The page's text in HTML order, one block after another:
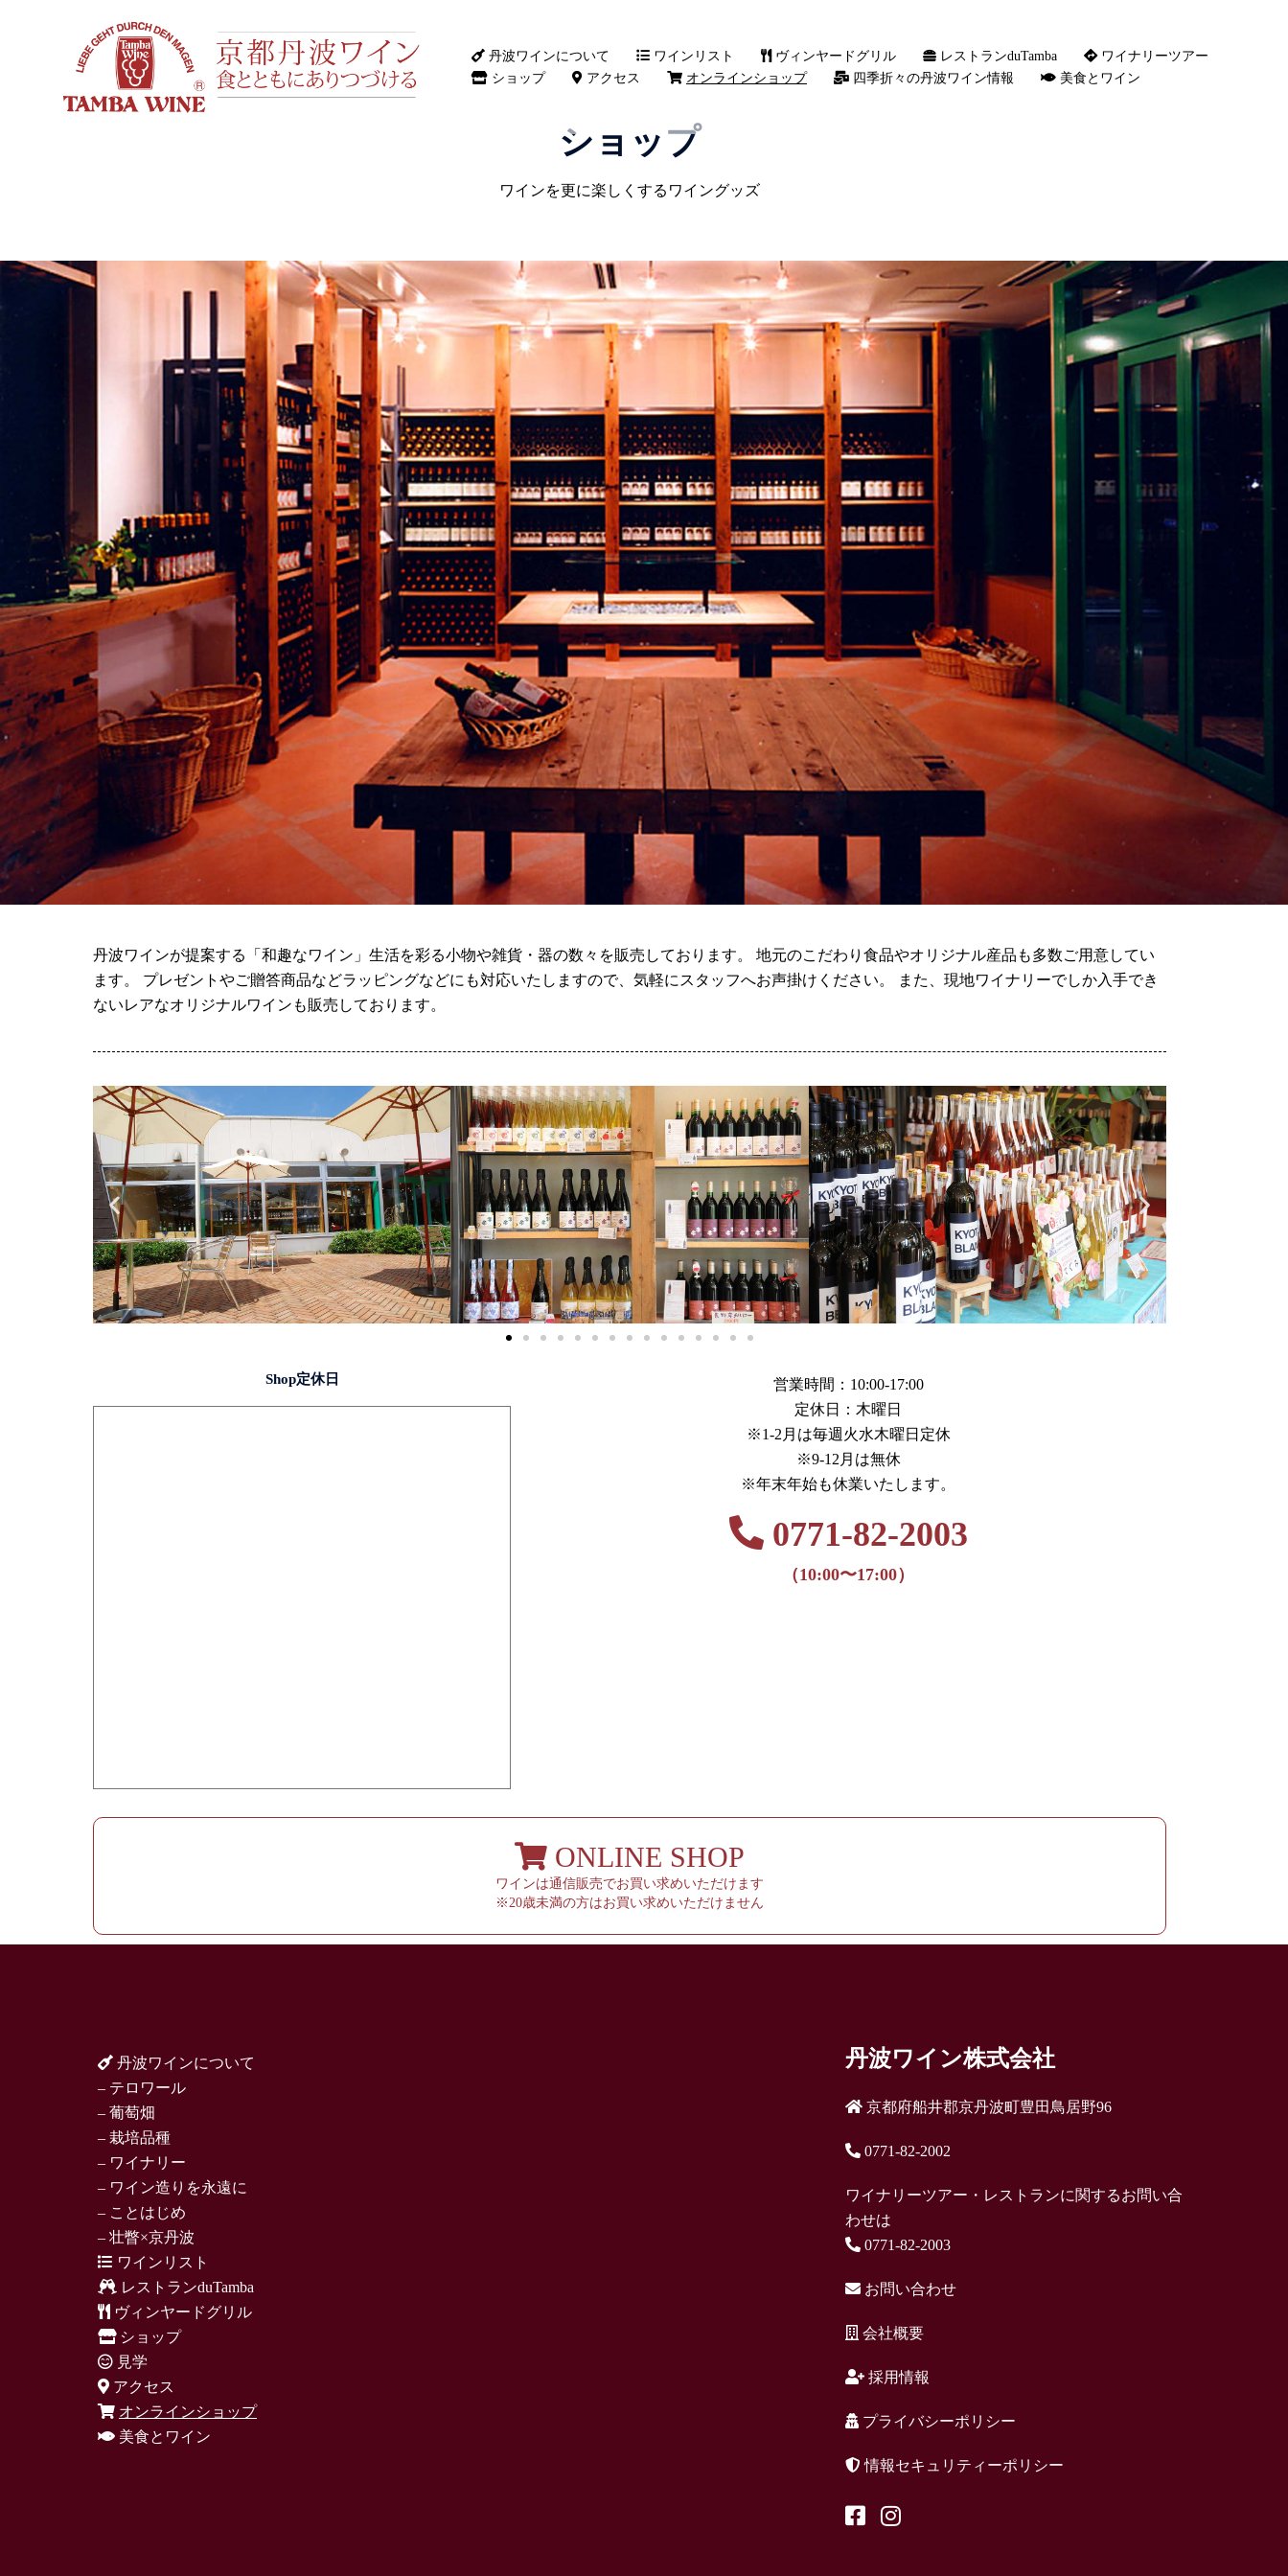
丹波ワインについて ワインリスト ヴィンヤードグリル レストランduTamba
ワイナリーツアー
ショップ
アクセス オンラインショップ 四季折々の丹波ワイン情報 美食とワイン
ショップ
ワインを更に楽しくするワイングッズ
丹波ワインが提案する「和趣なワイン」生活を彩る小物や雑貨・器の数々を販売しております。 地元のこだわり食品やオリジナル産品も多数ご用意してい
ます。 プレゼントやご贈答商品などラッピングなどにも対応いたしますので、気軽にスタッフへお声掛けください。 また、現地ワイナリーでしか入手でき
ないレアなオリジナルワインも販売しております。
Shop定休日
営業時間：10:00-17:00
定休日：木曜日
※1-2月は毎週火水木曜日定休
※9-12月は無休
※年末年始も休業いたします。
0771-82-2003
（10:00〜17:00）
ONLINE SHOP
ワインは通信販売でお買い求めいただけます
※20歳未満の方はお買い求めいただけません
丹波ワインについて
– テロワール
– 葡萄畑
– 栽培品種
– ワイナリー
– ワイン造りを永遠に
– ことはじめ
– 壮瞥×京丹波
ワインリスト
レストランduTamba
ヴィンヤードグリル
ショップ
見学
アクセス
オンラインショップ
美食とワイン
丹波ワイン株式会社
京都府船井郡京丹波町豊田鳥居野96
0771-82-2002
ワイナリーツアー・レストランに関するお問い合
わせは
0771-82-2003
お問い合わせ
会社概要
採用情報
プライバシーポリシー
情報セキュリティーポリシー